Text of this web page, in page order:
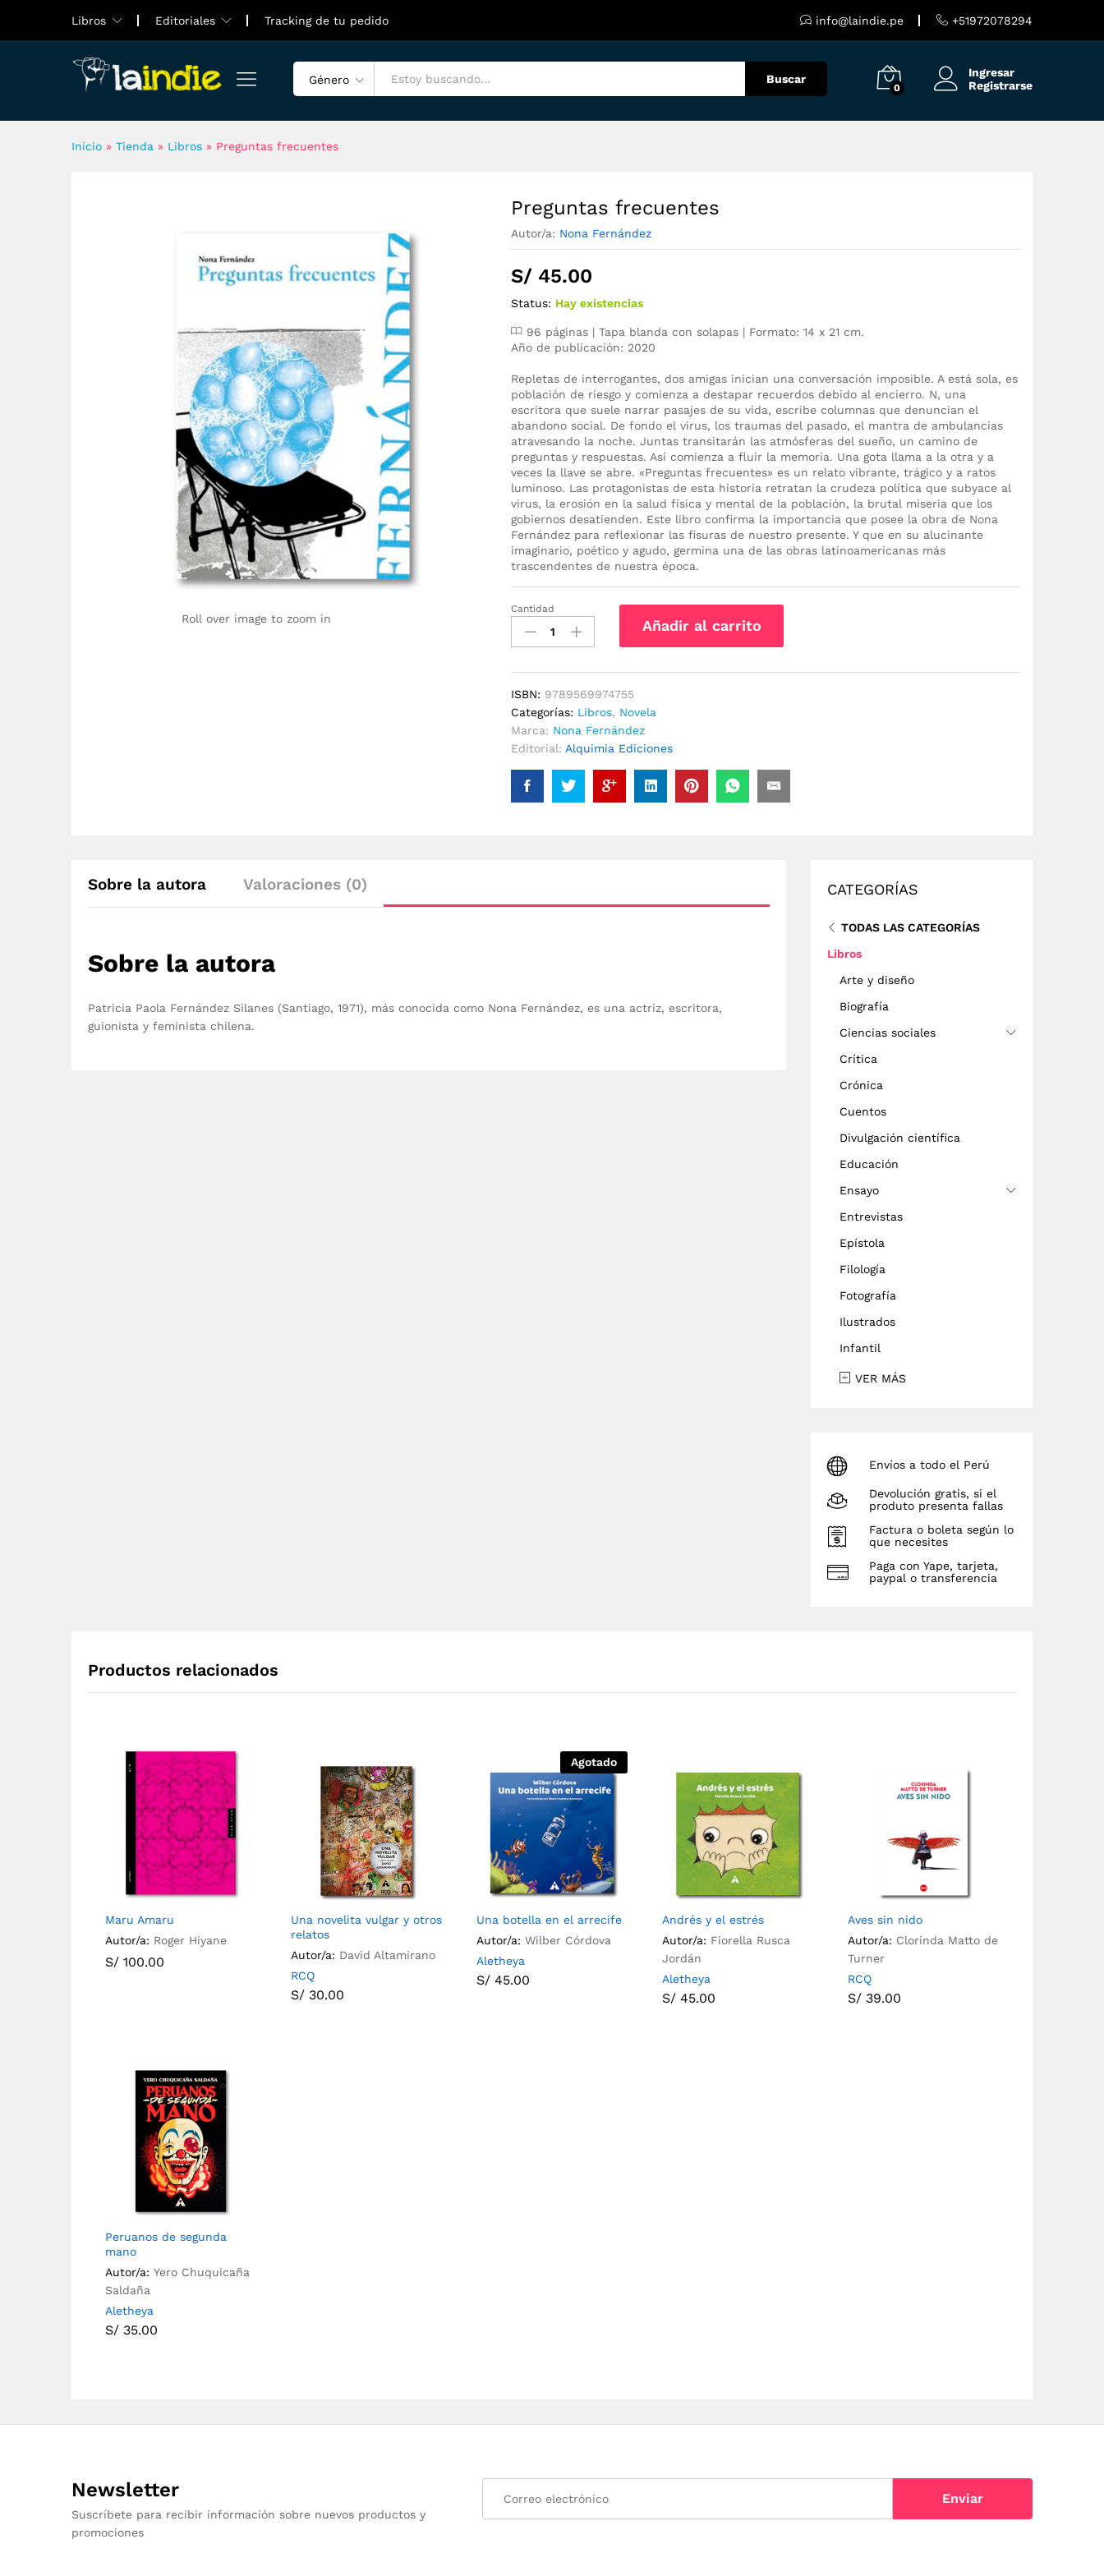
Libros Editoriales Tracking de tu pedido info@laindie.pe +51972078294
Género Buscar
0
Ingresar
Registrarse
Inicio » Tienda » Libros » Preguntas frecuentes
Roll over image to zoom in
Preguntas frecuentes
Autor/a: Nona Fernández
S/ 45.00
Status: Hay existencias
96 páginas | Tapa blanda con solapas | Formato: 14 x 21 cm.
Año de publicación: 2020
Repletas de interrogantes, dos amigas inician una conversación imposible. A está sola, es
población de riesgo y comienza a destapar recuerdos debido al encierro. N, una
escritora que suele narrar pasajes de su vida, escribe columnas que denuncian el
abandono social. De fondo el virus, los traumas del pasado, el mantra de ambulancias
atravesando la noche. Juntas transitarán las atmósferas del sueño, un camino de
preguntas y respuestas. Así comienza a fluir la memoria. Una gota llama a la otra y a
veces la llave se abre. «Preguntas frecuentes» es un relato vibrante, trágico y a ratos
luminoso. Las protagonistas de esta historia retratan la crudeza política que subyace al
virus, la erosión en la salud física y mental de la población, la brutal miseria que los
gobiernos desatienden. Este libro confirma la importancia que posee la obra de Nona
Fernández para reflexionar las fisuras de nuestro presente. Y que en su alucinante
imaginario, poético y agudo, germina una de las obras latinoamericanas más
trascendentes de nuestra época.
Preguntas
frecuentes
cantidad
Cantidad
Añadir al carrito
ISBN: 9789569974755
Categorías: Libros, Novela
Marca: Nona Fernández
Editorial: Alquimia Ediciones
Sobre la autora Valoraciones (0)
Sobre la autora
Patricia Paola Fernández Silanes (Santiago, 1971), más conocida como Nona Fernández, es una actriz, escritora,
guionista y feminista chilena.
CATEGORÍAS
TODAS LAS CATEGORÍAS
Libros
Arte y diseño
Biografía
Ciencias sociales
Crítica
Crónica
Cuentos
Divulgación científica
Educación
Ensayo
Entrevistas
Epístola
Filología
Fotografía
Ilustrados
Infantil
VER MÁS
Envíos a todo el Perú
Devolución gratis, si el
produto presenta fallas
Factura o boleta según lo
que necesites
Paga con Yape, tarjeta,
paypal o transferencia
Productos relacionados
Maru Amaru
Autor/a: Roger Hiyane
S/ 100.00
Una novelita vulgar y otros
relatos
Autor/a: David Altamirano
RCQ
S/ 30.00
Agotado
Una botella en el arrecife
Autor/a: Wilber Córdova
Aletheya
S/ 45.00
Andrés y el estrés
Autor/a: Fiorella Rusca
Jordán
Aletheya
S/ 45.00
Aves sin nido
Autor/a: Clorinda Matto de
Turner
RCQ
S/ 39.00
Peruanos de segunda
mano
Autor/a: Yero Chuquicaña
Saldaña
Aletheya
S/ 35.00
Newsletter
Suscríbete para recibir información sobre nuevos productos y
promociones
Sobre la autora Valoraciones (0)
S/45.00 Añadir al carrito